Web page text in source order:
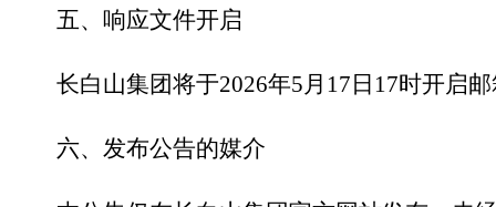
五、响应文件开启
长白山集团将于2026年5月 17 日 17时开启
六、 发布公告的媒介